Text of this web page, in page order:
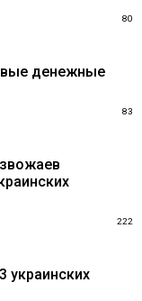
80
денежные
83
222
украинских